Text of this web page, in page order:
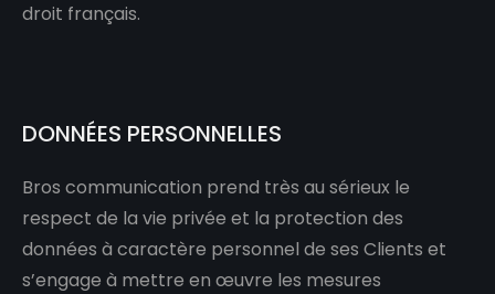
droit français.
DONNÉES PERSONNELLES
Bros communication prend très au sérieux le
respect de la vie privée et la protection des
données à caractère personnel de ses Clients et
s’engage à mettre en œuvre les mesures